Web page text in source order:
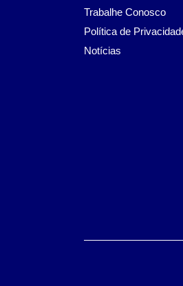
Trabalhe Conosco
Política de
Notícias